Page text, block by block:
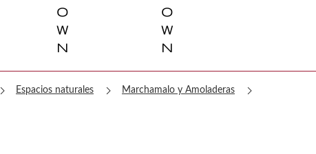
o
w
n
o
w
n
chevron_right Espacios naturales chevron_right Marchamalo y Amoladeras chevron_right